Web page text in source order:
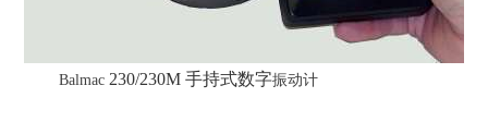
Balmac 230/230M 手持式数字振动计